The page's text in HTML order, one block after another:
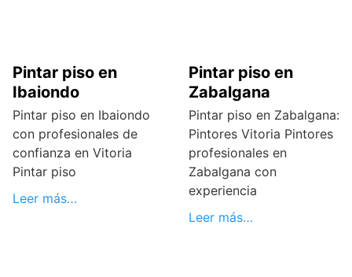
Pintar piso en
Ibaiondo
Pintar piso en Ibaiondo
con profesionales de
confianza en Vitoria
Pintar piso
Leer más…
Pintar piso en
Zabalgana
Pintar piso en Zabalgana:
Pintores Vitoria Pintores
profesionales en
Zabalgana con
experiencia
Leer más…